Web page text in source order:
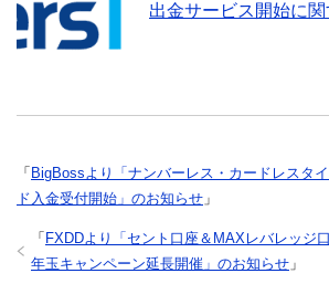
出金サービス開始に
「 BigBossより「ナンバーレス・カードレスタ
ド入金受付開始」のお知らせ 」
「 FXDDより「セント口座＆MAXレバレッジ
年玉キャンペーン延長開催」のお知らせ 」